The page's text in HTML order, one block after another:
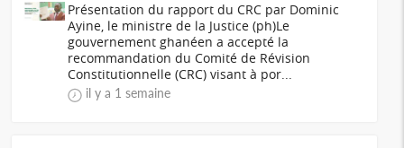
Présentation du rapport du CRC par Dominic
Ayine, le ministre de la Justice (ph)Le
gouvernement ghanéen a accepté la
recommandation du Comité de Révision
Constitutionnelle (CRC) visant à por...
il y a 1 semaine